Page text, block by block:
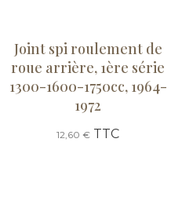
Joint spi roulement de
roue arrière, 1ère série
1300-1600-1750cc, 1964-
1972
12,60 € TTC